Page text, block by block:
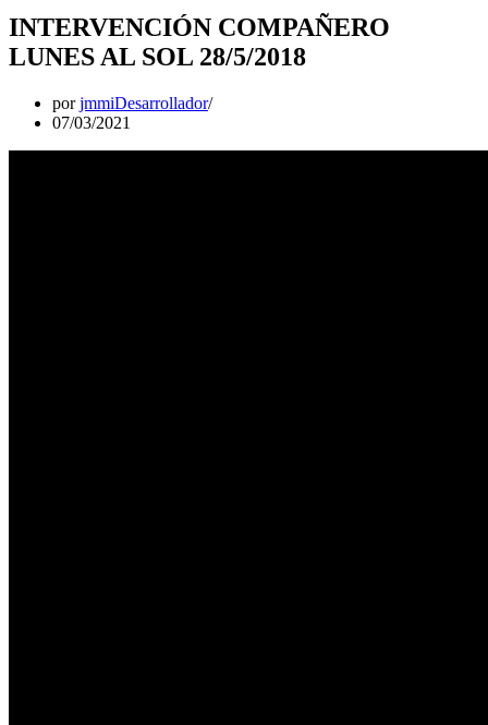
INTERVENCIÓN COMPAÑERO
LUNES AL SOL 28/5/2018
porjmmiDesarrollador
07/03/2021